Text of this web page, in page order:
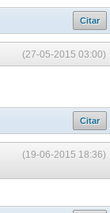
Citar
(27-05-2015 03:00)
Citar
(19-06-2015 18:36)